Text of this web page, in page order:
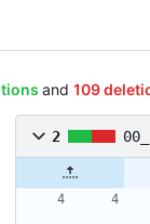
and 109
2